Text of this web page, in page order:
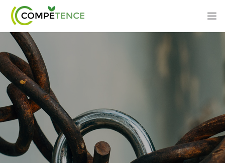
PROGETTO
PIANO FORMATIVO
SOGGETTO PROPONENTE
PARTNER